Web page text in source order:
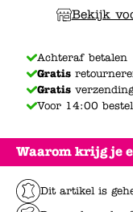
Waarom krijg je
Dit artikel is
Bekijk
Achteraf betalen
Gratis
Gratis
Voor 14:00